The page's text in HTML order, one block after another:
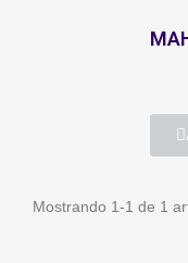
Mostrando 1-1 de 1